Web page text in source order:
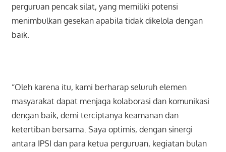
perguruan pencak silat, yang memiliki potensi
menimbulkan gesekan apabila tidak dikelola dengan
baik.
“Oleh karena itu, kami berharap seluruh elemen
masyarakat dapat menjaga kolaborasi dan komunikasi
dengan baik, demi terciptanya keamanan dan
ketertiban bersama. Saya optimis, dengan sinergi
antara IPSI dan para ketua perguruan, kegiatan bulan